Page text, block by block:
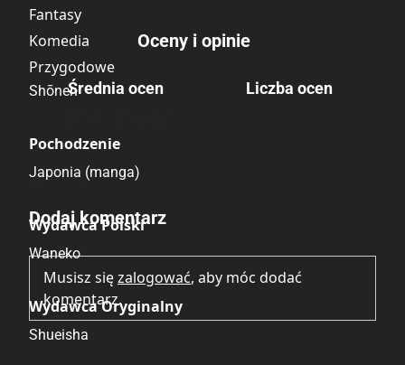
Fantasy
Komedia
Przygodowe
Shōnen
Pochodzenie
Japonia (manga)
Wydawca Polski
Waneko
Wydawca Oryginalny
Shueisha
Oceny i opinie
Średnia ocen Liczba ocen
Brak opinii.
Dodaj komentarz
Musisz sięzalogować, aby móc dodać
komentarz.